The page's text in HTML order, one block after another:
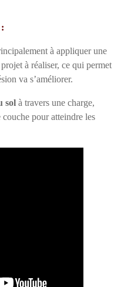
à appliquer une
à réaliser, ce qui permet
va s’améliorer.
sol à travers une charge,
pour atteindre les